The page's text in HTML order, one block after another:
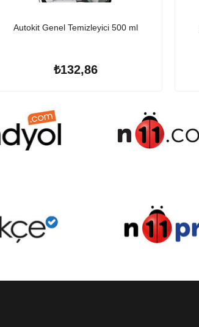
Autokit Genel Temizleyici 500 ml
₺132,86